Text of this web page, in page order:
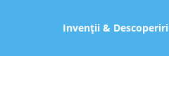
Invenții & Descoperiri